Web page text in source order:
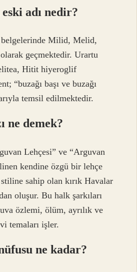
adı nedir?
belgelerinde Milid, Melid,
geçmektedir. Urartu
Hitit hiyeroglif
“buzağı başı ve buzağı
temsil edilmektedir.
ne demek?
Lehçesi” ve “Arguvan
kendine özgü bir lehçe
sahip olan kırık Havalar
oluşur. Bu halk şarkıları
özlemi, ölüm, ayrılık ve
temaları işler.
ne kadar?